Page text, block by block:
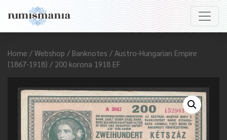
Home / Webshop / Banknotes / Austro-Hungarian Empire
(1867-1918) / 200 korona 1918 EF